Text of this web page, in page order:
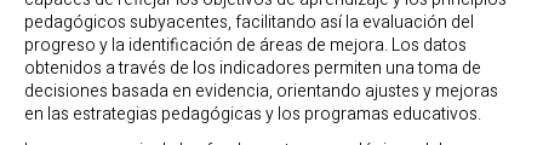
pedagógicos subyacentes, facilitando así la evaluación del
progreso y la identificación de áreas de mejora. Los datos
obtenidos a través de los indicadores permiten una toma de
decisiones basada en evidencia, orientando ajustes y mejoras
en las estrategias pedagógicas y los programas educativos.